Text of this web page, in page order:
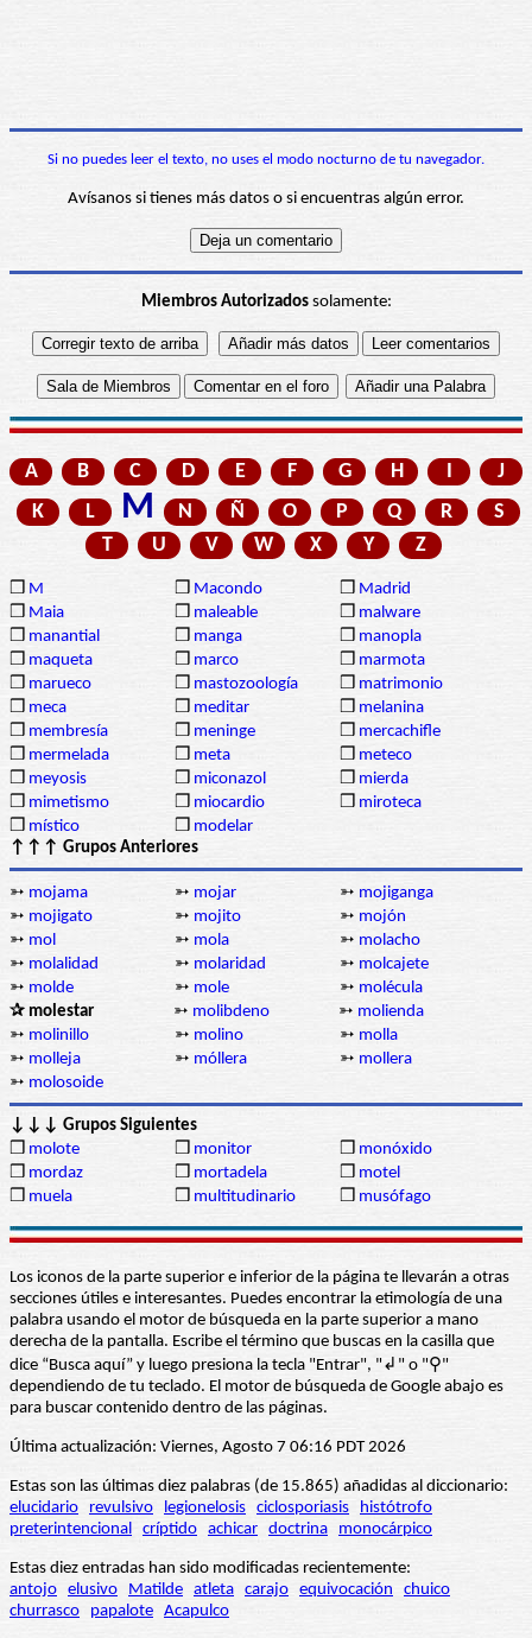
Si no puedes leer el texto, no uses el modo nocturno de tu navegador.
Avísanos si tienes más datos o si encuentras algún error.
Miembros Autorizadossolamente:
A B C D E F G H
J
K
L M N Ñ O P Q R
S
T
U V W X Y Z
❒ M ❒ Macondo ❒ Madrid
❒ Maia ❒ maleable ❒ malware
❒ manantial ❒ manga ❒ manopla
❒ maqueta ❒ marco ❒ marmota
❒ marueco ❒ mastozoología ❒ matrimonio
❒ meca ❒ meditar ❒ melanina
❒ membresía ❒ meninge ❒ mercachifle
❒ mermelada ❒ meta ❒ meteco
❒ meyosis ❒ miconazol ❒ mierda
❒ mimetismo ❒ miocardio ❒ miroteca
❒ místico ❒ modelar
↑↑↑ Grupos Anteriores
➳ mojama ➳ mojar ➳ mojiganga
➳ mojigato ➳ mojito ➳ mojón
➳ mol ➳ mola ➳ molacho
➳ molalidad ➳ molaridad ➳ molcajete
➳ molde ➳ mole ➳ molécula
✰ molestar
➳ molibdeno ➳ molienda
➳ molinillo ➳ molino ➳ molla
➳ molleja ➳ móllera ➳ mollera
➳ molosoide
↓↓↓ Grupos Siguientes
❒ molote ❒ monitor ❒ monóxido
❒ mordaz ❒ mortadela ❒ motel
❒ muela ❒ multitudinario ❒ musófago
Los iconos de la parte superior e inferior de la página te llevarán a otras
secciones útiles e interesantes. Puedes encontrar la etimología de una
palabra usando el motor de búsqueda en la parte superior a mano
derecha de la pantalla. Escribe el término que buscas en la casilla que
dice “Busca aquí” y luego presiona la tecla "Entrar", "↲" o "⚲"
dependiendo de tu teclado. El motor de búsqueda de Google abajo es
para buscar contenido dentro de las páginas.
Última actualización: Viernes, Agosto 7 06:16 PDT 2026
Estas son las últimas diez palabras (de 15.865) añadidas al diccionario:
elucidario
revulsivo legionelosis ciclosporiasis
histótrofo
preterintencional
críptido achicar doctrina monocárpico
Estas diez entradas han sido modificadas recientemente:
antojo elusivo Matilde atleta carajo equivocación
chuico
churrasco
papalote Acapulco